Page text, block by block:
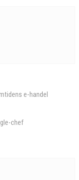
e-handel
chef